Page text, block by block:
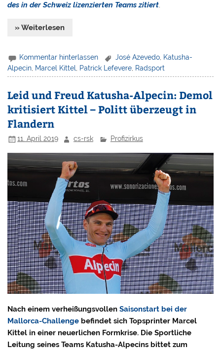
des in der Schweiz lizenzierten Teams zitiert.
» Weiterlesen
Kommentar hinterlassen José Azevedo, Katusha-
Alpecin Marcel Kittel Patrick Lefevere Radsport
Leid und Freud Katusha-Alpecin: Demol
kritisiert Kittel – Politt überzeugt in
Flandern
11. April 2019 cs-rsk Profizirkus
Nach einem verheißungsvollenSaisonstart bei der
Mallorca-Challenge befindet sich Topsprinter Marcel
Kittel in einer neuerlichen Formkrise. Die Sportliche
Leitung seines Teams Katusha-Alpecins bittet zum